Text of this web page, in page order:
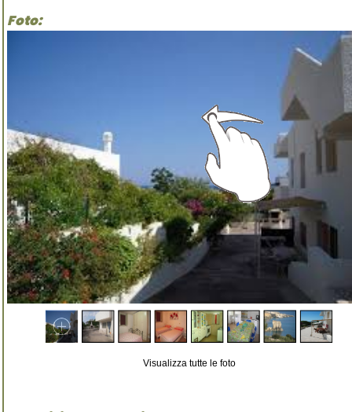
Foto:
Visualizza tutte le foto